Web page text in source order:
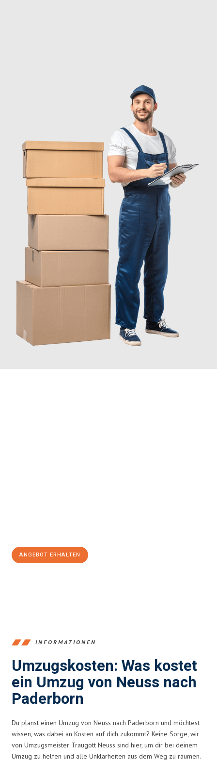
ANGEBOT ERHALTEN
INFORMATIONEN
Umzugskosten: Was kostet
ein Umzug von Neuss nach
Paderborn
Du planst einen Umzug von Neuss nach Paderborn und möchtest
wissen, was dabei an Kosten auf dich zukommt? Keine Sorge, wir
von Umzugsmeister Traugott Neuss sind hier, um dir bei deinem
Umzug zu helfen und alle Unklarheiten aus dem Weg zu räumen.